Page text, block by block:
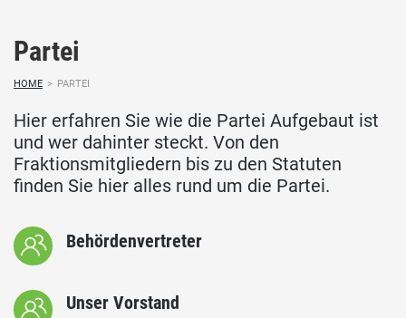
Partei
HOME > PARTEI
Hier erfahren Sie wie die Partei Aufgebaut ist
und wer dahinter steckt. Von den
Fraktionsmitgliedern bis zu den Statuten
finden Sie hier alles rund um die Partei.
Behördenvertreter
Unser Vorstand